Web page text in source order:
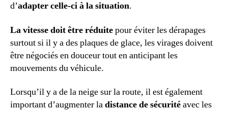
d’adapter celle-ci à la situation.
La vitesse doit être réduitepour éviter les dérapages
surtout si il y a des plaques de glace, les virages doivent
être négociés en douceur tout en anticipant les
mouvements du véhicule.
Lorsqu’il y a de la neige sur la route, il est également
important d’augmenter ladistance de sécuritéavec les